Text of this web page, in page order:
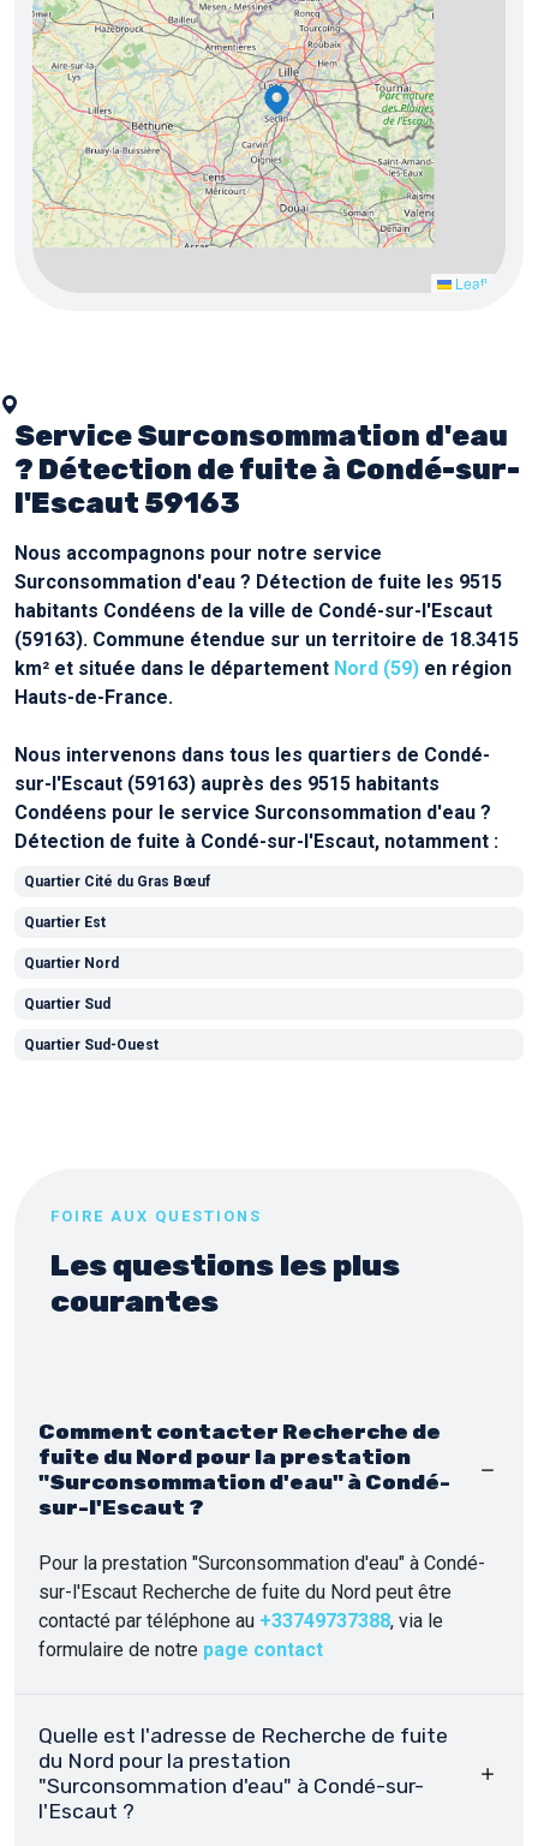
3
4
5
3
2
5
8
Leaflet
Service Surconsommation d'eau
? Détection de fuite à Condé-sur-
l'Escaut 59163
Nous accompagnons pour notre service
Surconsommation d'eau ? Détection de fuite les 9515
habitants Condéens de la ville de Condé-sur-l'Escaut
(59163). Commune étendue sur un territoire de 18.3415
km² et située dans le département Nord (59) en région
Hauts-de-France.
Nous intervenons dans tous les quartiers de Condé-
sur-l'Escaut (59163) auprès des 9515 habitants
Condéens pour le service Surconsommation d'eau ?
Détection de fuite à Condé-sur-l'Escaut, notamment :
Quartier Cité du Gras Bœuf
Quartier Est
Quartier Nord
Quartier Sud
Quartier Sud-Ouest
FOIRE AUX QUESTIONS
Les questions les plus
courantes
Comment contacter Recherche de
fuite du Nord pour la prestation
"Surconsommation d'eau" à Condé-
sur-l'Escaut ?
Pour la prestation "Surconsommation d'eau" à Condé-
sur-l'Escaut Recherche de fuite du Nord peut être
contacté par téléphone au +33749737388, via le
formulaire de notre page contact
Quelle est l'adresse de Recherche de fuite
du Nord pour la prestation
"Surconsommation d'eau" à Condé-sur-
l'Escaut ?